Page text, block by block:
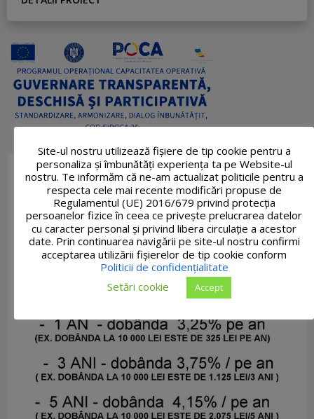
Site-ul nostru utilizează fişiere de tip cookie pentru a
personaliza și îmbunătăți experiența ta pe Website-ul
nostru. Te informăm că ne-am actualizat politicile pentru a
respecta cele mai recente modificări propuse de
Regulamentul (UE) 2016/679 privind protecția
persoanelor fizice în ceea ce privește prelucrarea datelor
cu caracter personal și privind libera circulație a acestor
date. Prin continuarea navigării pe site-ul nostru confirmi
acceptarea utilizării fişierelor de tip cookie conform
Politicii de confidențialitate
Setări cookie
Accept